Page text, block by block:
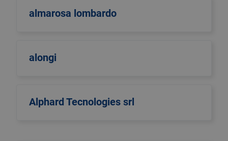
almarosa lombardo
alongi
Alphard Tecnologies srl